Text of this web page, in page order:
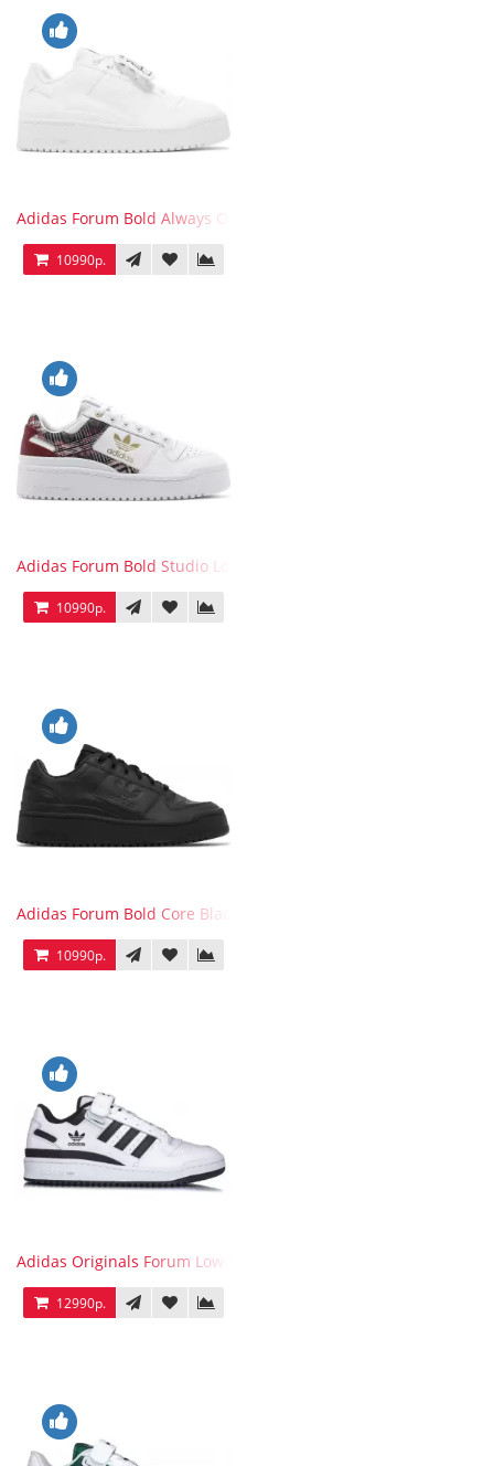
Adidas Forum Bold Always Original
10990р.
Adidas Forum Bold Studio London Checkered
10990р.
Adidas Forum Bold Core Black
10990р.
Adidas Originals Forum Low WB White Black
12990р.